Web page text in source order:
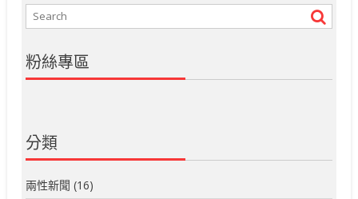
粉絲專區
分類
兩性新聞 (16)